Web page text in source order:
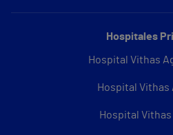
Hospitales
Hospital Vithas
Hospital Vithas
Hospital